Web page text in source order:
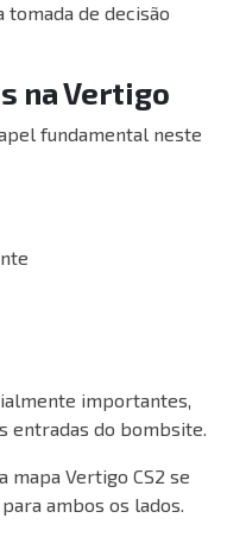
tomada de decisão
na Vertigo
fundamental neste
importantes,
entradas do bombsite.
mapa Vertigo CS2 se
ambos os lados.